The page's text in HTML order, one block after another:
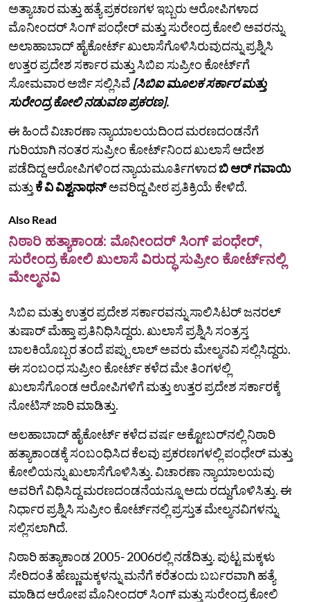
ಅತ್ಯಾಚಾರ ಮತ್ತು ಹತ್ಯೆ ಪ್ರಕರಣಗಳ ಇಬ್ಬರು ಆರೋಪಿಗಳಾದ
ಮೊನೀಂದರ್ ಸಿಂಗ್ ಪಂಧೇರ್ ಮತ್ತು ಸುರೇಂದ್ರ ಕೋಲಿ ಅವರನ್ನು
ಅಲಾಹಾಬಾದ್‌ ಹೈಕೋರ್ಟ್‌ ಖುಲಾಸೆಗೊಳಿಸಿರುವುದನ್ನು ಪ್ರಶ್ನಿಸಿ
ಉತ್ತರ ಪ್ರದೇಶ ಸರ್ಕಾರ ಮತ್ತು ಸಿಬಿಐ ಸುಪ್ರೀಂ ಕೋರ್ಟ್‌ಗೆ
ಸೋಮವಾರ ಅರ್ಜಿ ಸಲ್ಲಿಸಿವೆ [ಸಿಬಿಐ ಮೂಲಕ ಸರ್ಕಾರ ಮತ್ತು
ಸುರೇಂದ್ರ ಕೋಲಿ ನಡುವಣ ಪ್ರಕರಣ].
ಈ ಹಿಂದೆ ವಿಚಾರಣಾ ನ್ಯಾಯಾಲಯದಿಂದ ಮರಣದಂಡನೆಗೆ
ಗುರಿಯಾಗಿ ನಂತರ ಸುಪ್ರೀಂ ಕೋರ್ಟ್‌ನಿಂದ ಖುಲಾಸೆ ಆದೇಶ
ಪಡೆದಿದ್ದ ಆರೋಪಿಗಳಿಂದ ನ್ಯಾಯಮೂರ್ತಿಗಳಾದಬಿ ಆರ್ ಗವಾಯಿ
ಮತ್ತು ಕೆ ವಿ ವಿಶ್ವನಾಥನ್ಅವರಿದ್ದ ಪೀಠ ಪ್ರತಿಕ್ರಿಯೆ ಕೇಳಿದೆ.
Also Read
ನಿಠಾರಿ ಹತ್ಯಾಕಾಂಡ: ಮೊನೀಂದರ್ ಸಿಂಗ್ ಪಂಧೇರ್,
ಸುರೇಂದ್ರ ಕೋಲಿ ಖುಲಾಸೆ ವಿರುದ್ಧ ಸುಪ್ರೀಂ ಕೋರ್ಟ್‌ನಲ್ಲಿ
ಮೇಲ್ಮನವಿ
ಸಿಬಿಐ ಮತ್ತು ಉತ್ತರ ಪ್ರದೇಶ ಸರ್ಕಾರವನ್ನು ಸಾಲಿಸಿಟರ್ ಜನರಲ್
ತುಷಾರ್ ಮೆಹ್ತಾ ಪ್ರತಿನಿಧಿಸಿದ್ದರು. ಖುಲಾಸೆ ಪ್ರಶ್ನಿಸಿ ಸಂತ್ರಸ್ತ
ಬಾಲಕಿಯೊಬ್ಬರ ತಂದೆ ಪಪ್ಪು ಲಾಲ್ ಅವರು ಮೇಲ್ಮನವಿ ಸಲ್ಲಿಸಿದ್ದರು.
ಈ ಸಂಬಂಧ ಸುಪ್ರೀಂ ಕೋರ್ಟ್ ಕಳೆದ ಮೇ ತಿಂಗಳಲ್ಲಿ
ಖುಲಾಸೆಗೊಂಡ ಆರೋಪಿಗಳಿಗೆ ಮತ್ತು ಉತ್ತರ ಪ್ರದೇಶ ಸರ್ಕಾರಕ್ಕೆ
ನೋಟಿಸ್ ಜಾರಿ ಮಾಡಿತ್ತು.
ಅಲಹಾಬಾದ್ ಹೈಕೋರ್ಟ್ ಕಳೆದ ವರ್ಷ ಅಕ್ಟೋಬರ್‌ನಲ್ಲಿ ನಿಠಾರಿ
ಹತ್ಯಾಕಾಂಡಕ್ಕೆ ಸಂಬಂಧಿಸಿದ ಕೆಲವು ಪ್ರಕರಣಗಳಲ್ಲಿ ಪಂಧೇರ್ ಮತ್ತು
ಕೋಲಿಯನ್ನು ಖುಲಾಸೆಗೊಳಿಸಿತ್ತು. ವಿಚಾರಣಾ ನ್ಯಾಯಾಲಯವು
ಅವರಿಗೆ ವಿಧಿಸಿದ್ದ ಮರಣದಂಡನೆಯನ್ನೂ ಅದು ರದ್ದುಗೊಳಿಸಿತ್ತು. ಈ
ನಿರ್ಧಾರ ಪ್ರಶ್ನಿಸಿ ಸುಪ್ರೀಂ ಕೋರ್ಟ್‌ನಲ್ಲಿ ಪ್ರಸ್ತುತ ಮೇಲ್ಮನವಿಗಳನ್ನು
ಸಲ್ಲಿಸಲಾಗಿದೆ.
ನಿಠಾರಿ ಹತ್ಯಾಕಾಂಡ 2005- 2006ರಲ್ಲಿ ನಡೆದಿತ್ತು. ಪುಟ್ಟ ಮಕ್ಕಳು
ಸೇರಿದಂತೆ ಹೆಣ್ಣುಮಕ್ಕಳನ್ನು ಮನೆಗೆ ಕರೆತಂದು ಬರ್ಬರವಾಗಿ ಹತ್ಯೆ
ಮಾಡಿದ ಆರೋಪ ಮೊನೀಂದರ್‌ ಸಿಂಗ್‌ ಮತ್ತು ಸುರೇಂದ್ರ ಕೋಲಿ